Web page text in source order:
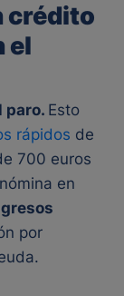
crédito
el
paro. Esto
rápidos de
700 euros
en
por